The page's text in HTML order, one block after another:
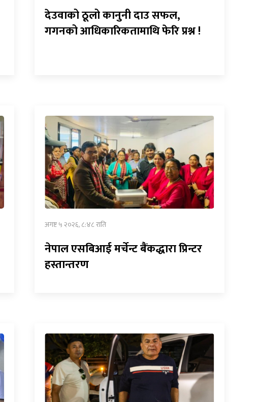
देउवाको ठूलो कानुनी दाउ सफल,
गगनको आधिकारिकतामाथि फेरि प्रश्न !
अगष्ट ५ २०२६, ८:४८ राति
नेपाल एसबिआई मर्चेन्ट बैंकद्धारा प्रिन्टर
हस्तान्तरण